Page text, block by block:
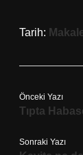
Tarih:
Önceki Yazı
Tıpta
Sonraki Yazı